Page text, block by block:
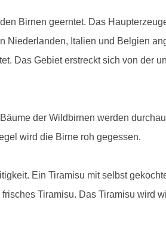
Birnen geerntet. Das
Niederlanden, Italien und Belgien
Das Gebiet erstreckt sich von der
der Wildbirnen werden
wird die Birne roh gegessen.
Ein Tiramisu mit selbst
Tiramisu. Das Tiramisu wird